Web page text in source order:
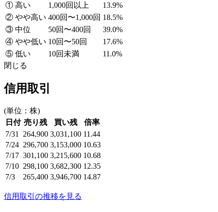
① 高い
1,000回以上
13.9%
② やや高い 400回〜1,000回 18.5%
③ 中位
50回〜400回
39.0%
④ やや低い 10回〜50回
17.6%
⑤ 低い
10回未満
11.0%
閉じる
信用取引
(単位：株)
日付 売り残 買い残
倍率
7/31
264,900 3,031,100 11.44
7/24 296,700 3,153,000 10.63
7/17 301,100 3,215,600 10.68
7/10 298,100 3,682,300 12.35
7/3
265,400 3,946,700 14.87
信用取引の推移を見る